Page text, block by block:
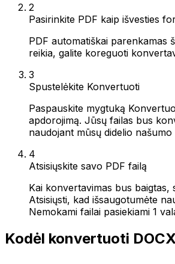
2
Pasirinkite PDF kaip išvesties
PDF automatiškai parenkamas
reikia, galite koreguoti
3
Spustelėkite Konvertuoti
Paspauskite mygtuką
apdorojimą. Jūsų failas bus
naudojant mūsų didelio
4
Atsisiųskite savo PDF failą
Kai konvertavimas bus baigtas,
Atsisiųsti, kad išsaugotumėte
Nemokami failai pasiekiami 1
Kodėl konvertuoti